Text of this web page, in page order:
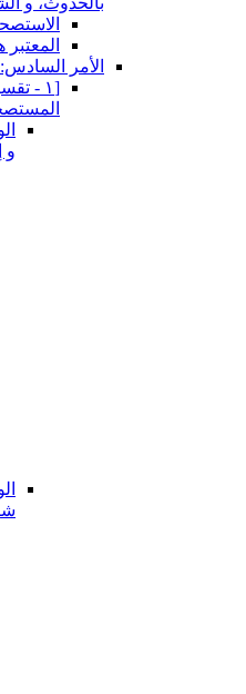
المعتبر
الأمر السادس:
[١ -
و